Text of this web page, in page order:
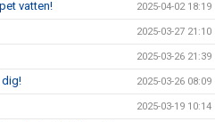
vatten! 2025-04-02 18:19
2025-03-27 21:10
2025-03-26 21:39
dig! 2025-03-26 08:09
2025-03-19 10:14